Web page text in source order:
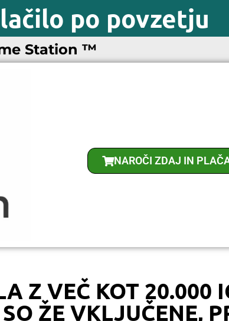
po povzetju
Station ™
NAROČI ZDAJ IN
Z VEČ KOT 20.000
ŽE VKLJUČENE,